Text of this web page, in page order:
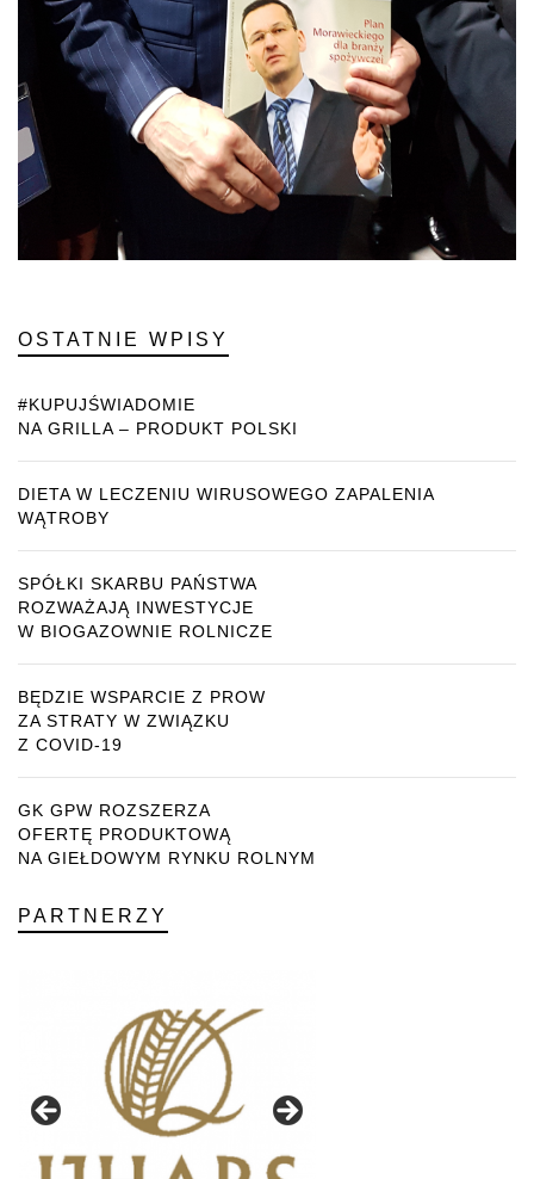
OSTATNIE WPISY
#KUPUJŚWIADOMIE
NA GRILLA – PRODUKT POLSKI
DIETA W LECZENIU WIRUSOWEGO ZAPALENIA
WĄTROBY
SPÓŁKI SKARBU PAŃSTWA
ROZWAŻAJĄ INWESTYCJE
W BIOGAZOWNIE ROLNICZE
BĘDZIE WSPARCIE Z PROW
ZA STRATY W ZWIĄZKU
Z COVID-19
GK GPW ROZSZERZA
OFERTĘ PRODUKTOWĄ
NA GIEŁDOWYM RYNKU ROLNYM
PARTNERZY